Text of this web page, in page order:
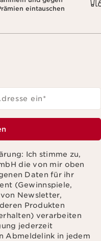
eintauschen
ein*
Ich stimme zu,
die von mir oben
Daten für ihr
(Gewinnspiele,
Newsletter,
Produkten
verarbeiten
jederzeit
Abmeldelink in jedem